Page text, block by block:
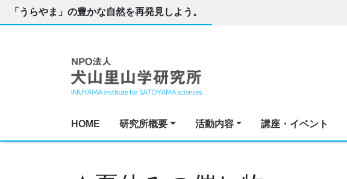
「うらやま」の豊かな自然を再発見しよう。
HOME 研究所概要 活動内容 講座・イベント